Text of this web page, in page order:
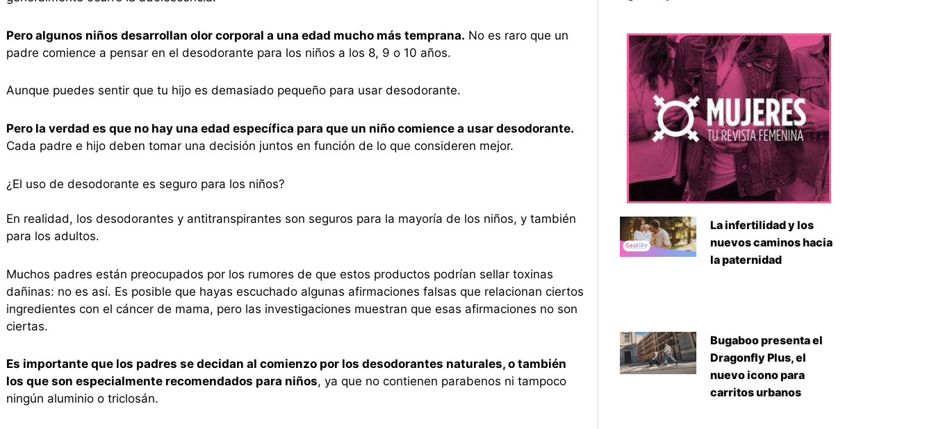
Pero algunos niños desarrollan olor corporal a una edad mucho más temprana. No es raro que un
padre comience a pensar en el desodorante para los niños a los 8, 9 o 10 años.
Aunque puedes sentir que tu hijo es demasiado pequeño para usar desodorante.
Pero la verdad es que no hay una edad específica para que un niño comience a usar desodorante.
Cada padre e hijo deben tomar una decisión juntos en función de lo que consideren mejor.
¿El uso de desodorante es seguro para los niños?
En realidad, los desodorantes y antitranspirantes son seguros para la mayoría de los niños, y también
para los adultos.
Muchos padres están preocupados por los rumores de que estos productos podrían sellar toxinas
dañinas: no es así. Es posible que hayas escuchado algunas afirmaciones falsas que relacionan ciertos
ingredientes con el cáncer de mama, pero las investigaciones muestran que esas afirmaciones no son
ciertas.
Es importante que los padres se decidan al comienzo por los desodorantes naturales, o también
los que son especialmente recomendados para niños, ya que no contienen parabenos ni tampoco
ningún aluminio o triclosán.
La infertilidad y los
nuevos caminos hacia
la paternidad
Bugaboo presenta el
Dragonfly Plus, el
nuevo icono para
carritos urbanos